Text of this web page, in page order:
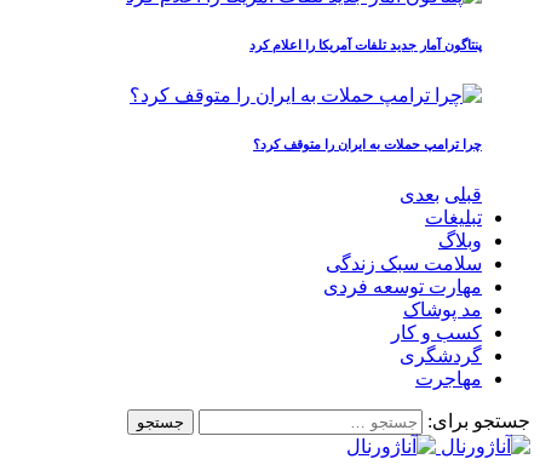
پنتاگون آمار جدید تلفات آمریکا را اعلام کرد
چرا ترامپ حملات به ایران را متوقف کرد؟
قبلی بعدی
تبلیغات
وبلاگ
سلامت سبک زندگی
مهارت توسعه فردی
مد پوشاک
کسب و کار
گردشگری
مهاجرت
جستجو برای: